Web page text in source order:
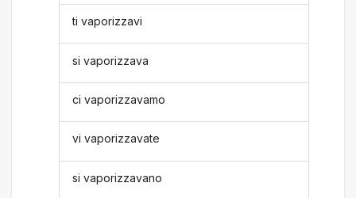
ti vaporizzavi
si vaporizzava
ci vaporizzavamo
vi vaporizzavate
si vaporizzavano